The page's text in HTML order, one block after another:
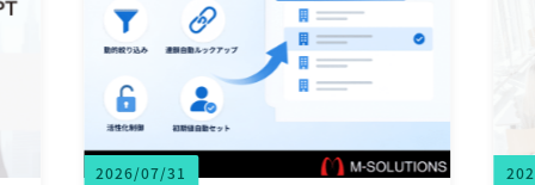
2026/07/31